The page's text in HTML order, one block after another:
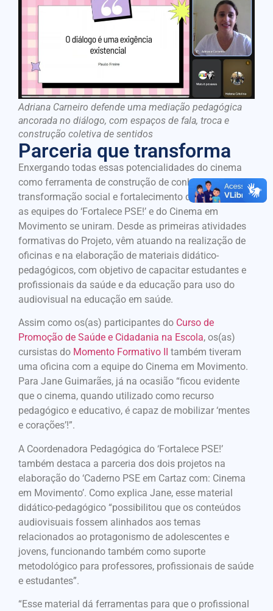
Adriana Carneiro defende uma mediação pedagógica
ancorada no diálogo, com espaços de fala, troca e
construção coletiva de sentidos
Parceria que transforma
Enxergando todas essas potencialidades do cinema
como ferramenta de construção de conhecimento,
transformação social e fortalecimento da cidadania,
as equipes do ‘Fortalece PSE!’ e do Cinema em
Movimento se uniram. Desde as primeiras atividades
formativas do Projeto, vêm atuando na realização de
oficinas e na elaboração de materiais didático-
pedagógicos, com objetivo de capacitar estudantes e
profissionais da saúde e da educação para uso do
audiovisual na educação em saúde.
Assim como os(as) participantes do Curso de
Promoção de Saúde e Cidadania na Escola, os(as)
cursistas do Momento Formativo II
também tiveram
uma oficina com a equipe do Cinema em Movimento.
Para Jane Guimarães, já na ocasião “ficou evidente
que o cinema, quando utilizado como recurso
pedagógico e educativo, é capaz de mobilizar ‘mentes
e corações’!”.
A Coordenadora Pedagógica do ‘Fortalece PSE!’
também destaca a parceria dos dois projetos na
elaboração do ‘Caderno PSE em Cartaz com: Cinema
em Movimento’. Como explica Jane, esse material
didático-pedagógico “possibilitou que os conteúdos
audiovisuais fossem alinhados aos temas
relacionados ao protagonismo de adolescentes e
jovens, funcionando também como suporte
metodológico para professores, profissionais de saúde
e estudantes”.
“Esse material dá ferramentas para que o profissional